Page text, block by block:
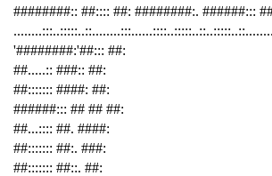
########:: ##:::: ##: ########:. ######:::
'########:'##::: ##:
##.....:: ###:: ##:
##::::::: ####: ##:
######::: ## ## ##:
##...:::: ##. ####:
##::::::: ##:. ###:
##::::::: ##::. ##: